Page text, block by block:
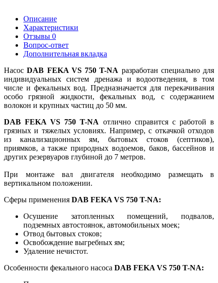
Описание
Характеристики
Отзывы 0
Вопрос-ответ
Дополнительная вкладка
НасосDAB FEKA VS 750 T-NA разработан специально для
индивидуальных систем дренажа и водоотведения, в том
числе и фекальных вод. Предназначается для перекачивания
особо грязной жидкости, фекальных вод, с содержанием
волокон и крупных частиц до 50 мм.
DAB FEKA VS 750 T-NA отлично справится с работой в
грязных и тяжелых условиях. Например, с откачкой отходов
из канализационных ям, бытовых стоков (септиков),
приямков, а также природных водоемов, баков, бассейнов и
других резервуаров глубиной до 7 метров.
При монтаже вал двигателя необходимо размещать в
вертикальном положении.
Сферы применения DAB FEKA VS 750 T-NA:
Осушение затопленных помещений, подвалов,
подземных автостоянок, автомобильных моек;
Отвод бытовых стоков;
Освобождение выгребных ям;
Удаление нечистот.
Особенности фекального насоса DAB FEKA VS 750 T-NA: